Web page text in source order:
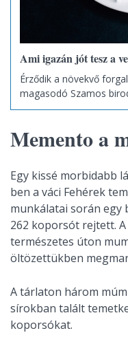
Ami igazán jót tesz a
Érződik a növekvő
magasodó Szamos
Memento a
Egy kissé morbidabb
ben a váci Fehérek
munkálatai során
262 koporsót rejtett.
természetes úton
öltözettükben
A tárlaton három
sírokban talált
koporsókat.